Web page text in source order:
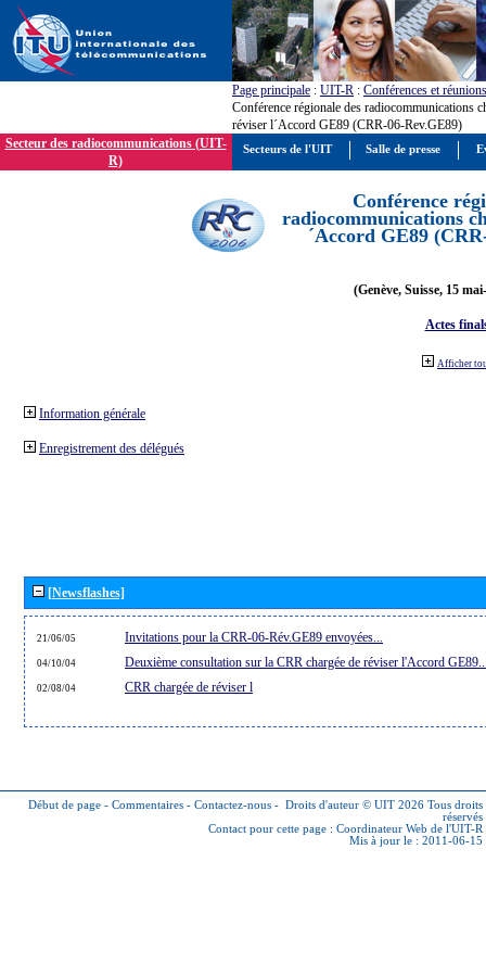
Page principale : UIT-R : Conférences et réunions
Conférence régionale des radiocommunications
réviser l´Accord GE89 (CRR-06-Rev.GE89)
Secteur des radiocommunications (UIT-
R)
Conférence
radiocommunications
´Accord GE89
(Genève, Suisse, 15
Actes
Afficher
Information générale
Enregistrement des délégués
[Newsflashes]
21/06/05 Invitations pour la CRR-06-Rév.GE89 envoyées...
04/10/04 Deuxième consultation sur la CRR chargée de réviser l'Accord
02/08/04 CRR chargée de réviser l
Début de page - Commentaires - Contactez-nous - Droits d'auteur © UIT 2026 Tous droits
réservés
Contact pour cette page : Coordinateur Web de l'UIT-R
Mis à jour le : 2011-06-15
Secteurs de l'UIT Salle de presse